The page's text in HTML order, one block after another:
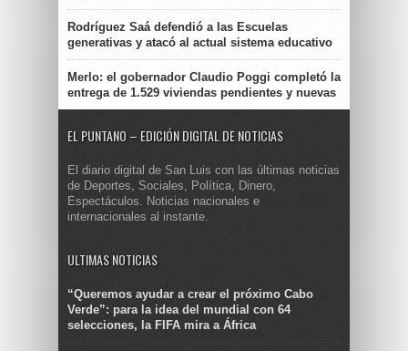
Rodríguez Saá defendió a las Escuelas
generativas y atacó al actual sistema educativo
Merlo: el gobernador Claudio Poggi completó la
entrega de 1.529 viviendas pendientes y nuevas
EL PUNTANO – EDICIÓN DIGITAL DE NOTICIAS
El diario digital de San Luis con las últimas noticias
de Deportes, Sociales, Política, Dinero,
Espectáculos. Noticias nacionales e
internacionales al instante.
ULTIMAS NOTICIAS
“Queremos ayudar a crear el próximo Cabo
Verde”: para la idea del mundial con 64
selecciones, la FIFA mira a África